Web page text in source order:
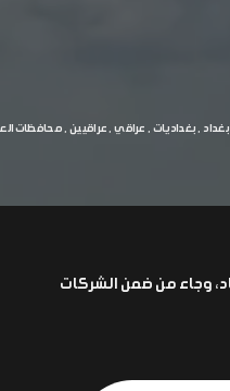
بغداد بغداديات عراقي عراقيين محافظات
وجاء من ضمن الشركات